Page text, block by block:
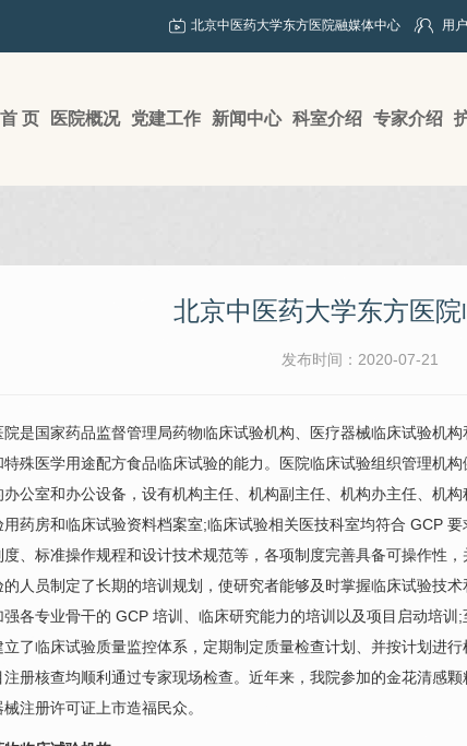
北京中医药大学东方医院融媒体中心 用
首 页 医院概况 党建工作 新闻中心 科室介绍 专家介绍
北京中医药大学东方医
发布时间：2020-07-21
国家药品监督管理局药物临床试验机构、医疗器械临床试验机构
殊医学用途配方食品临床试验的能力。医院临床试验组织管理机
办公室和办公设备，设有机构主任、机构副主任、机构办主任、机
用药房和临床试验资料档案室;临床试验相关医技科室均符合 GCP
、标准操作规程和设计技术规范等，各项制度完善具备可操作性
的人员制定了长期的培训规划，使研究者能够及时掌握临床试验技
强各专业骨干的 GCP 培训、临床研究能力的培训以及项目启动培
了临床试验质量监控体系，定期制定质量检查计划、并按计划进
注册核查均顺利通过专家现场检查。近年来，我院参加的金花清感
注册许可证上市造福民众。